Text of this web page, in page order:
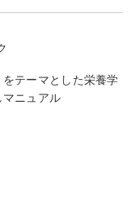
テーマとした栄養学
ニュアル